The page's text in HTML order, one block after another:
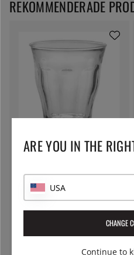
DURALEX
Tumbler 20 cl, Picardie - Duralex
35:-
REKOMMENDERADE
ARE YOU IN THE
USA
CHANGE
Continue to